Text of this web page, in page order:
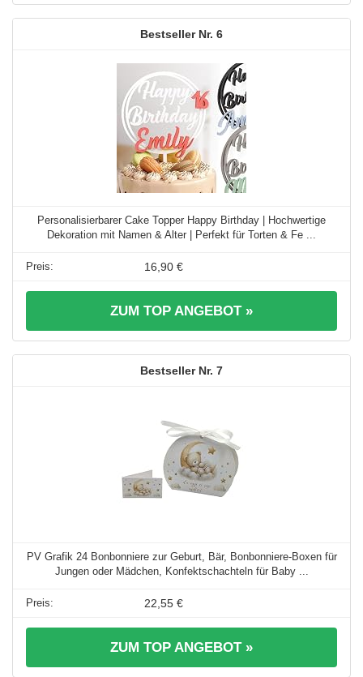
6
Personalisierbarer Cake Topper Happy Birthday | Hochwertige
Dekoration mit Namen & Alter | Perfekt für Torten & Fe ...
16,90 €
ZUM TOP ANGEBOT »
7
PV Grafik 24 Bonbonniere zur Geburt, Bär, Bonbonniere-Boxen für
Jungen oder Mädchen, Konfektschachteln für Baby ...
22,55 €
ZUM TOP ANGEBOT »